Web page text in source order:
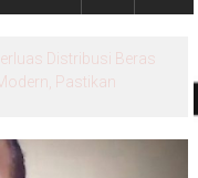
Pengurus PWI
Tetangga